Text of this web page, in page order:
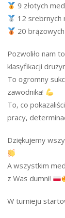
9 złotych
12 srebrnych
20
Pozwoliło nam
klasyfikacji
To ogromny
zawodnika!
To, co
pracy,
Dziękujemy
A wszystkim
z Was dumni!
W turnieju